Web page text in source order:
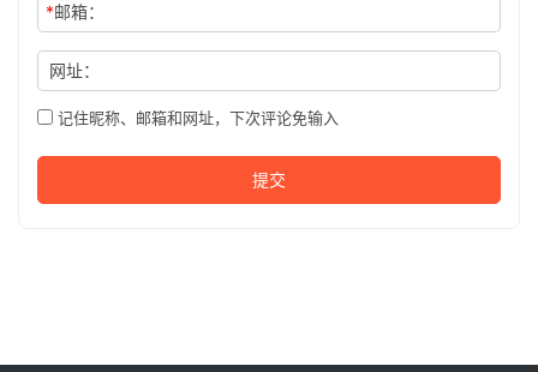
*邮箱：
网址：
记住昵称、邮箱和网址，下次评论免输入
提交